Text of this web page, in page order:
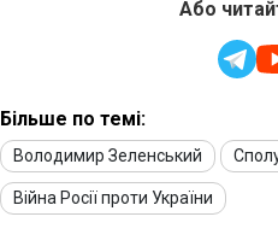
Або
Більше по темі:
Володимир Зеленський
Війна Росії проти України